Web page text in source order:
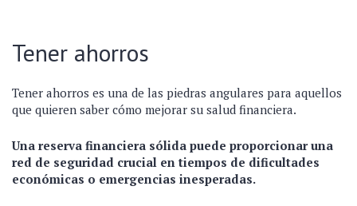
Tener ahorros
Tener ahorros es una de las piedras angulares para aquellos
que quieren saber cómo mejorar su salud financiera.
Una reserva financiera sólida puede proporcionar una
red de seguridad crucial en tiempos de dificultades
económicas o emergencias inesperadas.